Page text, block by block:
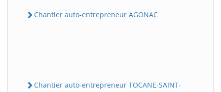
Chantier auto-entrepreneur AGONAC
Chantier auto-entrepreneur TOCANE-SAINT-